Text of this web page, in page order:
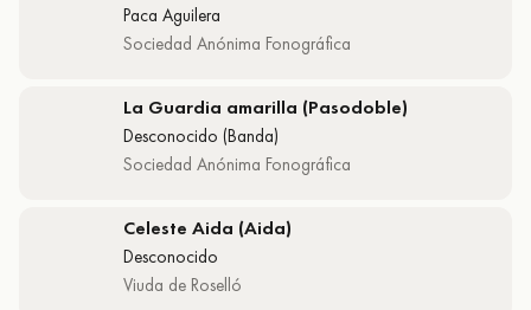
Paca Aguilera
Sociedad Anónima Fonográfica
La Guardia amarilla (Pasodoble)
Desconocido (Banda)
Sociedad Anónima Fonográfica
Celeste Aida (Aida)
Desconocido
Viuda de Roselló